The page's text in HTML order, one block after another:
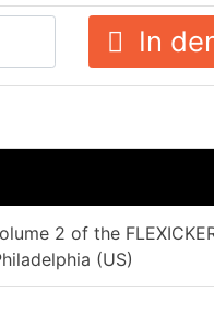
In
2 of the
(US)